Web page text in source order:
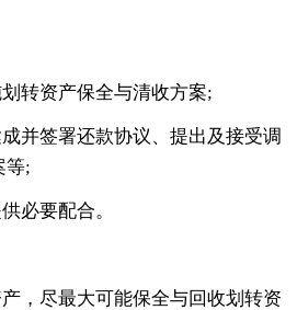
转资产保全与清收方案;
并签署还款协议、提出及接受调
等;
必要配合。
，尽最大可能保全与回收划转资